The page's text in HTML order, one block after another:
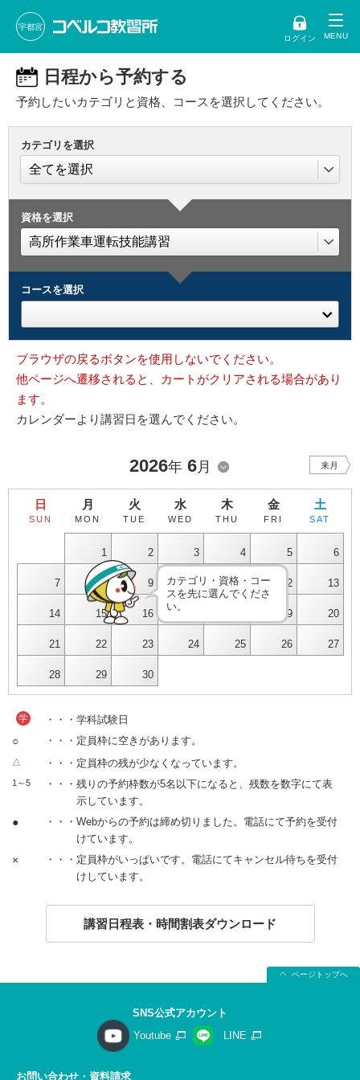
宇都宮
ログイン
日程から予約する
予約したいカテゴリと資格、コースを選択してください。
カテゴリを選択
資格を選択
コースを選択
ブラウザの戻るボタンを使用しないでください。
他ページへ遷移されると、カートがクリアされる場合があり
ます。
カレンダーより講習日を選んでください。
2026年 6月 来月
日
SUN
月
MON
火
TUE
水
WED
木
THU
金
FRI
土
SAT
1 2 3 4 5 6
7 8 9 10 11 12 13
14 15 16 19 20
21 22 23 24 25 26 27
28 29 30
カテゴリ・資格・コー
スを先に選んでくださ
い。
学 ・・・学科試験日
○ ・・・定員枠に空きがあります。
△ ・・・定員枠の残が少なくなっています。
1～5
・・・残りの予約枠数が5名以下になると、残数を数字にて表
示しています。
●
・・・Webからの予約は締め切りました。電話にて予約を受付
けています。
×
・・・定員枠がいっぱいです。電話にてキャンセル待ちを受付
けしています。
講習日程表・時間割表ダウンロード
ページトップへ
SNS公式アカウント
Youtube
LINE
お問い合わせ・資料請求